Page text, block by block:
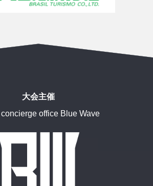
大会主催
office Blue Wave